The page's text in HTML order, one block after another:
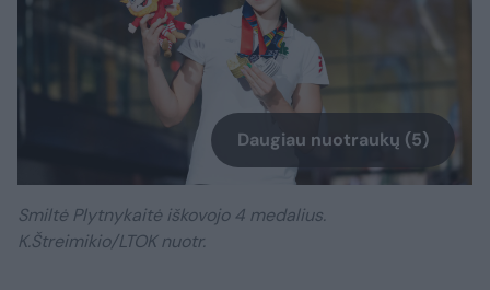
Daugiau nuotraukų (5)
Smiltė Plytnykaitė iškovojo 4 medalius.
K.Štreimikio/LTOK nuotr.